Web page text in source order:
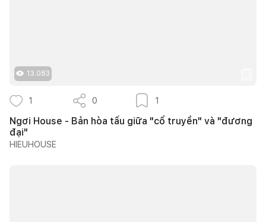
13.083
1 0 1
Ngơi House - Bản hòa tấu giữa "cổ truyền" và "đương
đại"
HIEUHOUSE